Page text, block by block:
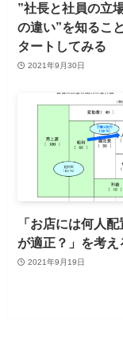
”社長と社員の立
の違い”を知るこ
タートしてみる
2021年9月30日
「お店には何人
が適正？」を考え
2021年9月19日